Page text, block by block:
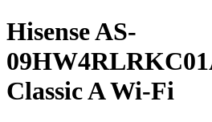
Hisense AS-
Classic A Wi-Fi